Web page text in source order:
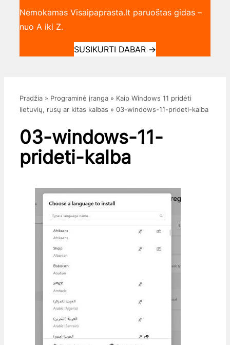
Nemokamas Visaipaprasta.lt paruoštas gidas –
nuo A iki Z.
SUSIKURTI DABAR →
Pradžia » Programinė įranga » Kaip Windows 11 pridėti
lietuvių, rusų ar kitas kalbas » 03-windows-11-prideti-kalba
03-windows-11-
prideti-kalba